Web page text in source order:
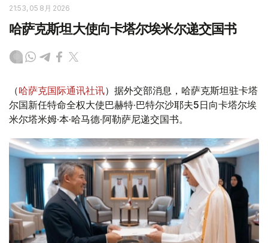
21:53, 05 8月 2026
哈萨克斯坦大使向卡塔尔埃米尔递交国书
（哈萨克国际通讯社讯）据外交部消息，哈萨克斯坦驻卡塔
尔国新任特命全权大使巴赫特·巴特尔沙耶夫5日向卡塔尔埃
米尔塔米姆·本·哈马德·阿勒萨尼递交国书。